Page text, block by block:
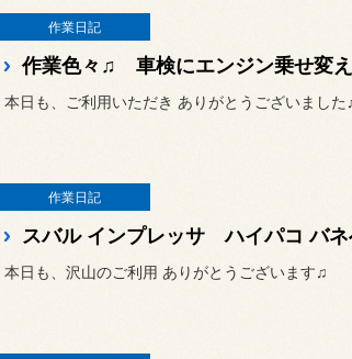
作業日記
作業色々♫ 車検にエンジン乗せ変
本日も、ご利用いただき ありがとうございました
作業日記
スバル インプレッサ ハイパコ バネ
本日も、沢山のご利用 ありがとうございます♫